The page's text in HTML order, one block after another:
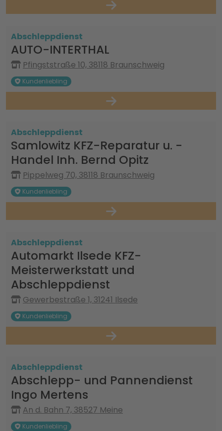
Abschleppdienst
AUTO-INTERTHAL
Pfingststraße 10, 38118 Braunschweig
Kundenliebling
Abschleppdienst
Samlowitz KFZ-Reparatur u. -
Handel Inh. Bernd Opitz
Pippelweg 70, 38118 Braunschweig
Kundenliebling
Abschleppdienst
Automarkt Ilsede KFZ-
Meisterwerkstatt und
Abschleppdienst
Gewerbestraße 1, 31241 Ilsede
Kundenliebling
Abschleppdienst
Abschlepp- und Pannendienst
Ingo Mertens
An d. Bahn 7, 38527 Meine
Kundenliebling